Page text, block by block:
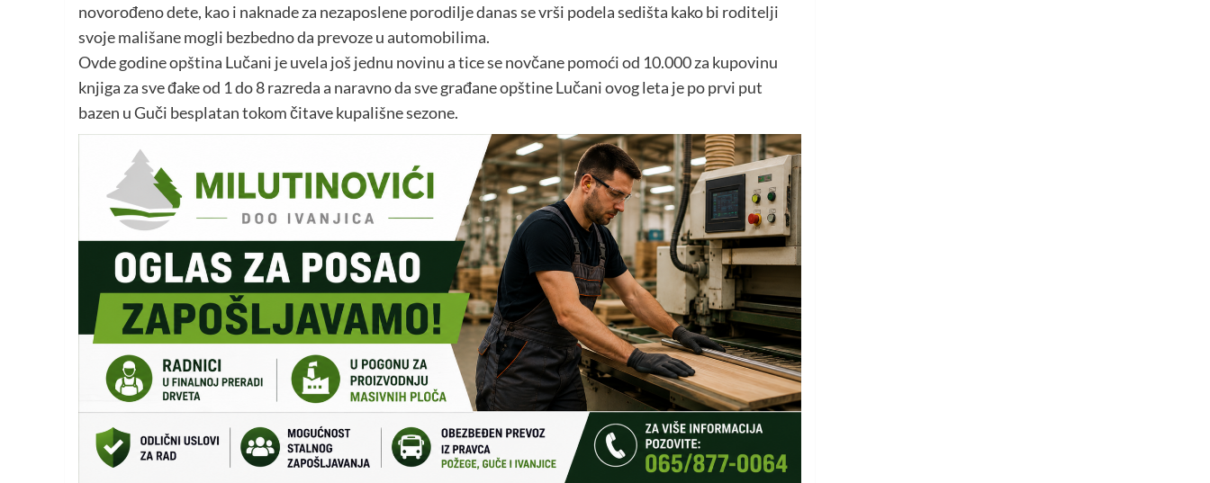
novorođeno dete, kao i naknade za nezaposlene porodilje danas se vrši podela sedišta kako bi roditelji
svoje mališane mogli bezbedno da prevoze u automobilima.
Ovde godine opština Lučani je uvela još jednu novinu a tice se novčane pomoći od 10.000 za kupovinu
knjiga za sve đake od 1 do 8 razreda a naravno da sve građane opštine Lučani ovog leta je po prvi put
bazen u Guči besplatan tokom čitave kupališne sezone.